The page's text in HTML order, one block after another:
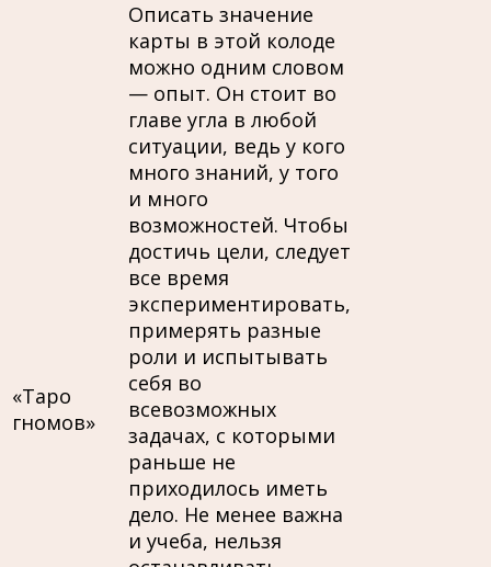
«Таро
гномов»
Описать значение
карты в этой колоде
можно одним словом
— опыт. Он стоит во
главе угла в любой
ситуации, ведь у кого
много знаний, у того
и много
возможностей. Чтобы
достичь цели, следует
все время
экспериментировать,
примерять разные
роли и испытывать
себя во
всевозможных
задачах, с которыми
раньше не
приходилось иметь
дело. Не менее важна
и учеба, нельзя